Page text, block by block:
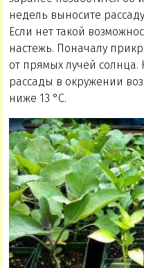
недель выносите
Если нет такой
настежь. Поначалу
от прямых лучей
рассады в окружении
ниже 13 °С.